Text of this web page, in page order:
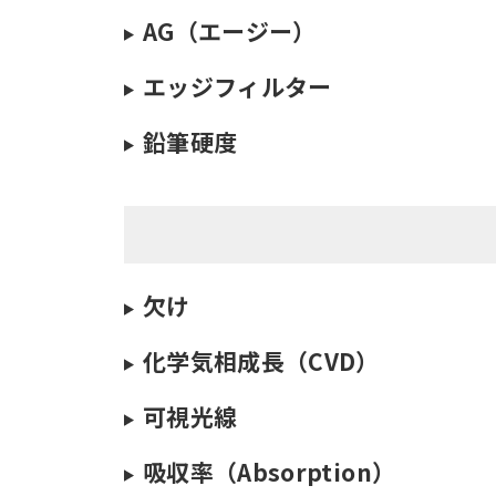
AG（エージー）
エッジフィルター
鉛筆硬度
欠け
化学気相成長（CVD）
可視光線
吸収率（Absorption）